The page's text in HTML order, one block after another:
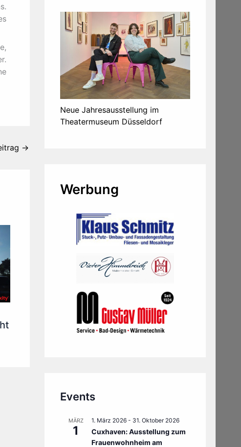
→
Neue Jahresausstellung im
Theatermuseum Düsseldorf
Werbung
Events
MÄRZ
1
1. März 2026 - 31. Oktober 2026
Cuxhaven: Ausstellung zum
Frauenwohnheim am